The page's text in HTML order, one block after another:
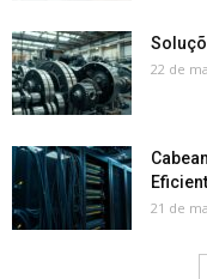
22 de
21 de